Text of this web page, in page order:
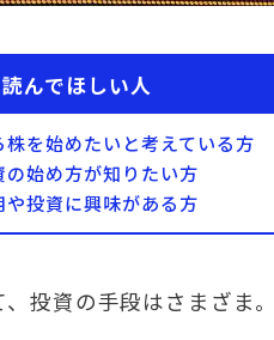
んでほしい人
を始めたいと考えている方
始め方が知りたい方
投資に興味がある方
投資の手段はさまざま